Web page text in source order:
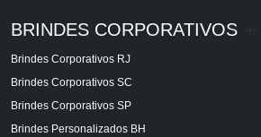
BRINDES CORPORATIVOS
Brindes Corporativos RJ
Brindes Corporativos SC
Brindes Corporativos SP
Brindes Personalizados BH